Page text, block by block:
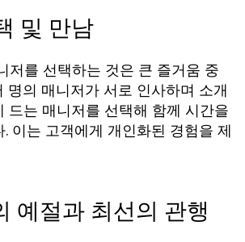
및 만남
저를 선택하는 것은 큰 즐거움 중
명의 매니저가 서로 인사하며 소개
드는 매니저를 선택해 함께 시간을
이는 고객에게 개인화된 경험을 제
예절과 최선의 관행